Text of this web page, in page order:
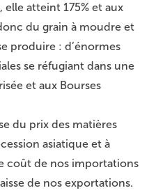
elle atteint 175% et aux
du grain à moudre et
produire : d’énormes
se réfugiant dans une
et aux Bourses
du prix des matières
asiatique et à
coût de nos importations
de nos exportations.